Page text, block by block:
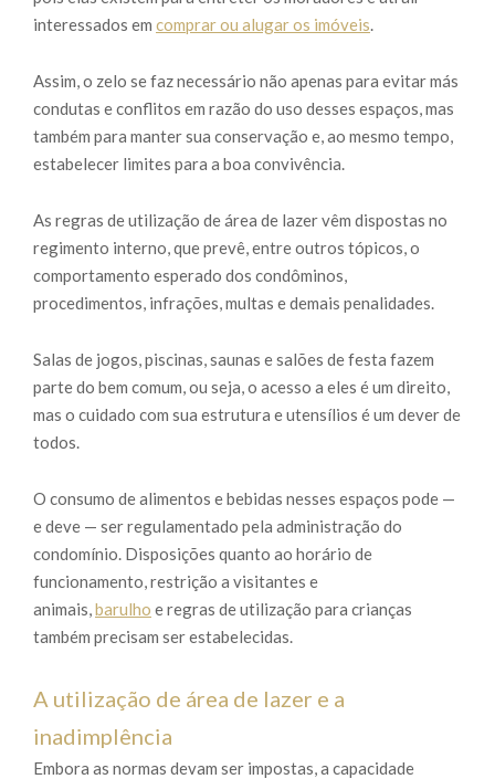
interessados em comprar ou alugar os imóveis.
Assim, o zelo se faz necessário não apenas para evitar más
condutas e conflitos em razão do uso desses espaços, mas
também para manter sua conservação e, ao mesmo tempo,
estabelecer limites para a boa convivência.
As regras de utilização de área de lazer vêm dispostas no
regimento interno, que prevê, entre outros tópicos, o
comportamento esperado dos condôminos,
procedimentos, infrações, multas e demais penalidades.
Salas de jogos, piscinas, saunas e salões de festa fazem
parte do bem comum, ou seja, o acesso a eles é um direito,
mas o cuidado com sua estrutura e utensílios é um dever de
todos.
O consumo de alimentos e bebidas nesses espaços pode —
e deve — ser regulamentado pela administração do
condomínio. Disposições quanto ao horário de
funcionamento, restrição a visitantes e
animais,barulho e regras de utilização para crianças
também precisam ser estabelecidas.
A utilização de área de lazer e a
inadimplência
Embora as normas devam ser impostas, a capacidade